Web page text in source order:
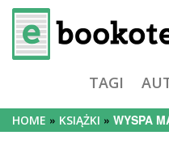
TAGI
HOME KSIĄŻKI WYSPA